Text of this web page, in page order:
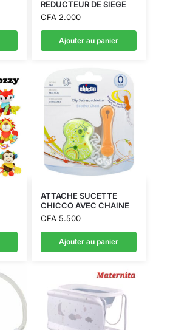
REDUCTEUR DE SIEGE
CFA2.000
Ajouter au panier
ATTACHE SUCETTE
CHICCO AVEC CHAINE
CFA5.500
Ajouter au panier